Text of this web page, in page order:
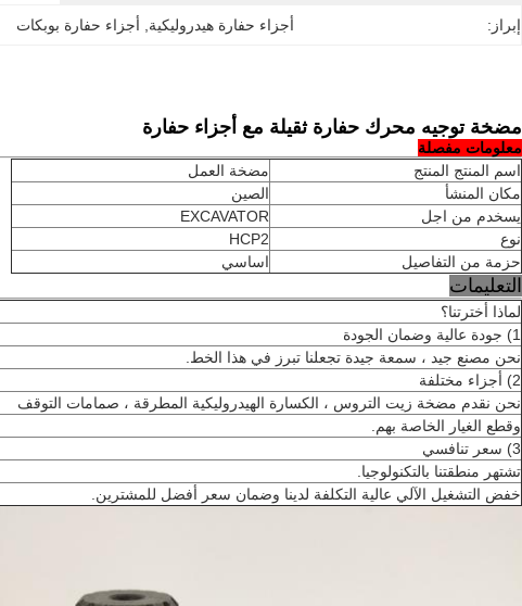
إبراز: أجزاء حفارة هيدروليكية أجزاء حفارة بوبكات
مضخة توجيه محرك حفارة ثقيلة مع أجزاء حفارة
معلومات مفصلة
اسم المنتج المنتج
مضخة العمل
مكان المنشأ
الصين
يسخدم من اجل
EXCAVATOR
نوع
HCP2
حزمة من التفاصيل
اساسي
التعليمات
لماذا أخترتنا؟
1) جودة عالية وضمان الجودة
نحن مصنع جيد ، سمعة جيدة تجعلنا تبرز في هذا الخط.
2) أجزاء مختلفة
نحن نقدم مضخة زيت التروس ، الكسارة الهيدروليكية المطرقة ، صمامات التوقف
وقطع الغيار الخاصة بهم.
3) سعر تنافسي
تشتهر منطقتنا بالتكنولوجيا.
خفض التشغيل الآلي عالية التكلفة لدينا وضمان سعر أفضل للمشترين.